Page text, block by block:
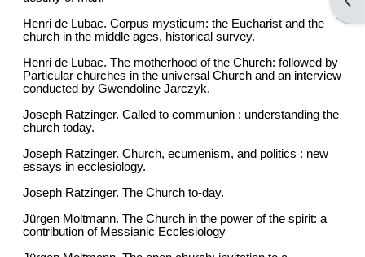
Henri de Lubac. Corpus mysticum: the Eucharist and the
church in the middle ages, historical survey.
Henri de Lubac. The motherhood of the Church: followed by
Particular churches in the universal Church and an interview
conducted by Gwendoline Jarczyk.
Joseph Ratzinger. Called to communion : understanding the
church today.
Joseph Ratzinger. Church, ecumenism, and politics : new
essays in ecclesiology.
Joseph Ratzinger. The Church to-day.
Jürgen Moltmann. The Church in the power of the spirit: a
contribution of Messianic Ecclesiology